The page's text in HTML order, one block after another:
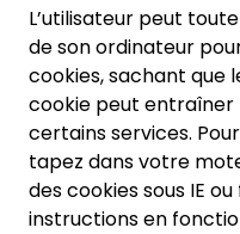
L’utilisateur peut
de son ordinateur
cookies, sachant que
cookie peut entraîner
certains services.
tapez dans votre
des cookies sous IE
instructions en